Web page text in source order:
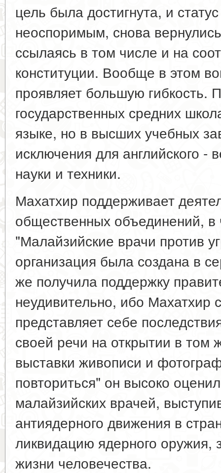
цель была достигнута, и
неоспоримым, снова
ссылаясь в том числе и на
конституции. Вообще в этом
проявляет большую гибкость.
государственных средних
языке, но в высших учебных
исключения для английского -
науки и техники.
Махатхир поддерживает
общественных объединений, в
"Малайзийские врачи против
организация была создана в
же получила поддержку
неудивительно, ибо Махатхир
представляет себе
своей речи на открытии в том
выставки живописи и
повториться" он высоко
малайзийских врачей,
антиядерного движения в
ликвидацию ядерного оружия,
жизни человечества.